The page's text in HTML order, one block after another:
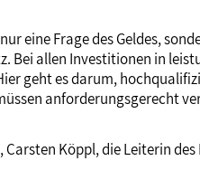
eine Frage des Geldes,
Bei allen Investitionen in
geht es darum,
anforderungsgerecht
Köppl, die Leiterin